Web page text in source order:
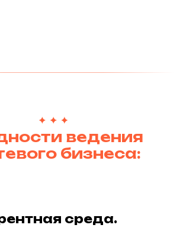
ведения
бизнеса:
среда.